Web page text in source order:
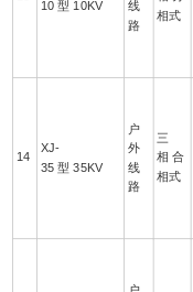
10 型 10KV
线
路
相式
14
XJ-
35 型 35KV
户
外
线
路
三
相 合
相式